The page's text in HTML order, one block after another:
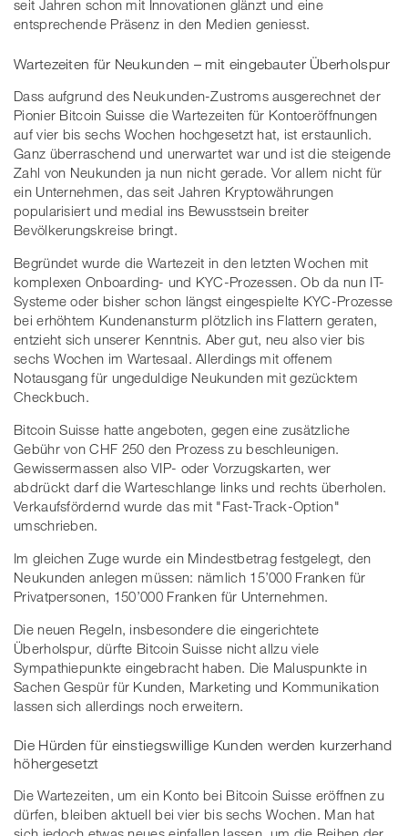
seit Jahren schon mit Innovationen glänzt und eine
entsprechende Präsenz in den Medien geniesst.
Wartezeiten für Neukunden – mit eingebauter Überholspur
Dass aufgrund des Neukunden-Zustroms ausgerechnet der
Pionier Bitcoin Suisse die Wartezeiten für Kontoeröffnungen
auf vier bis sechs Wochen hochgesetzt hat, ist erstaunlich.
Ganz überraschend und unerwartet war und ist die steigende
Zahl von Neukunden ja nun nicht gerade. Vor allem nicht für
ein Unternehmen, das seit Jahren Kryptowährungen
popularisiert und medial ins Bewusstsein breiter
Bevölkerungskreise bringt.
Begründet wurde die Wartezeit in den letzten Wochen mit
komplexen Onboarding- und KYC-Prozessen. Ob da nun IT-
Systeme oder bisher schon längst eingespielte KYC-Prozesse
bei erhöhtem Kundenansturm plötzlich ins Flattern geraten,
entzieht sich unserer Kenntnis. Aber gut, neu also vier bis
sechs Wochen im Wartesaal. Allerdings mit offenem
Notausgang für ungeduldige Neukunden mit gezücktem
Checkbuch.
Bitcoin Suisse hatte angeboten, gegen eine zusätzliche
Gebühr von CHF 250 den Prozess zu beschleunigen.
Gewissermassen also VIP- oder Vorzugskarten, wer
abdrückt darf die Warteschlange links und rechts überholen.
Verkaufsfördernd wurde das mit "Fast-Track-Option"
umschrieben.
Im gleichen Zuge wurde ein Mindestbetrag festgelegt, den
Neukunden anlegen müssen: nämlich 15’000 Franken für
Privatpersonen, 150’000 Franken für Unternehmen.
Die neuen Regeln, insbesondere die eingerichtete
Überholspur, dürfte Bitcoin Suisse nicht allzu viele
Sympathiepunkte eingebracht haben. Die Maluspunkte in
Sachen Gespür für Kunden, Marketing und Kommunikation
lassen sich allerdings noch erweitern.
Die Hürden für einstiegswillige Kunden werden kurzerhand
höhergesetzt
Die Wartezeiten, um ein Konto bei Bitcoin Suisse eröffnen zu
dürfen, bleiben aktuell bei vier bis sechs Wochen. Man hat